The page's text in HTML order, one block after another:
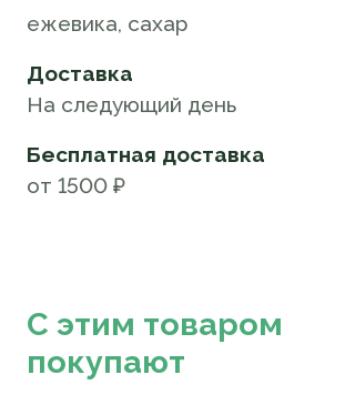
ежевика, сахар
Доставка
На следующий день
Бесплатная доставка
от 1500 ₽
С этим товаром
покупают